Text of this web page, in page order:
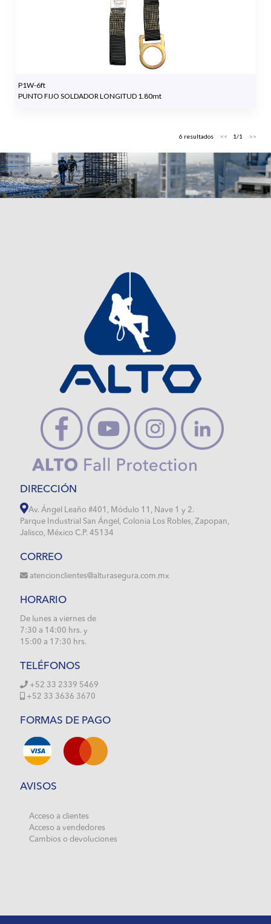
P1W-6ft
PUNTO FIJO SOLDADOR LONGITUD 1.80mt
6 resultados 1/1
DIRECCIÓN
Av. Ángel Leaño #401, Módulo 11, Nave 1 y 2.
Parque Industrial San Ángel, Colonia Los Robles, Zapopan,
Jalisco, México C.P. 45134
CORREO
atencionclientes@alturasegura.com.mx
HORARIO
De lunes a viernes de
7:30 a 14:00 hrs. y
15:00 a 17:30 hrs.
TELÉFONOS
+52 33 2339 5469
+52 33 3636 3670
FORMAS DE PAGO
AVISOS
Acceso a clientes
Acceso a vendedores
Cambios o devoluciones